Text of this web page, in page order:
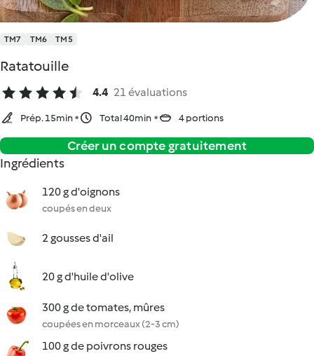
TM7 TM6 TM5
Ratatouille
4.4 21 évaluations
Prép. 15min Total 40min 4 portions
Créer un compte gratuitement
Ingrédients
120 g d'oignons
coupés en deux
2 gousses d'ail
20 g d'huile d'olive
300 g de tomates, mûres
coupées en morceaux (2-3 cm)
100 g de poivrons rouges